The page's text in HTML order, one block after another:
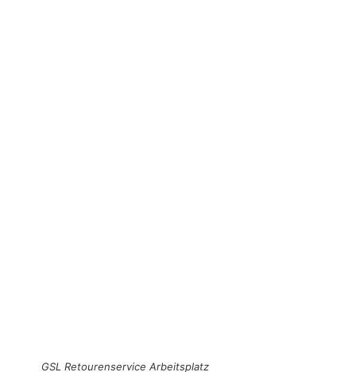
GSL Retourenservice Arbeitsplatz